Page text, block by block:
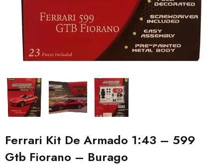
Ferrari Kit De Armado 1:43 – 599
Gtb Fiorano – Burago